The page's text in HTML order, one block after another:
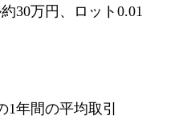
30万円、ロット0.01
1年間の平均取引